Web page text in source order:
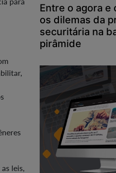
leis,
Entre o agora e
os dilemas da
securitária na
pirâmide